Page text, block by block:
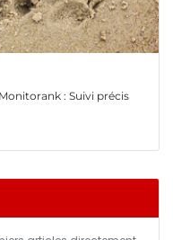
: Suivi précis